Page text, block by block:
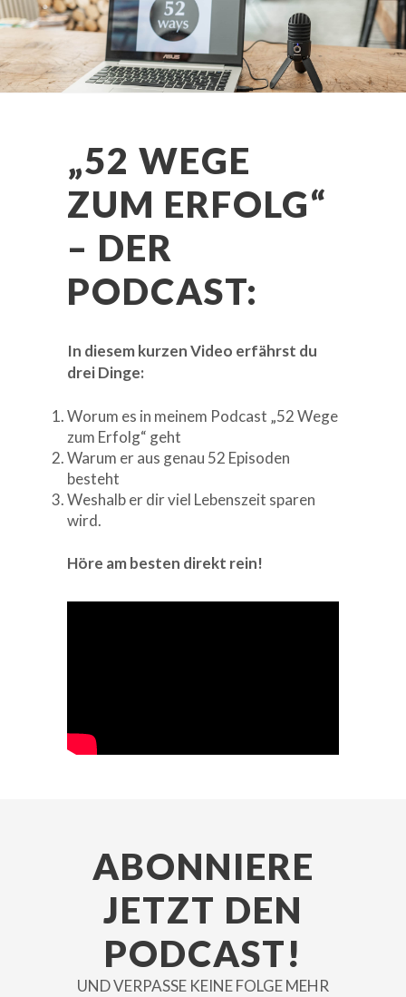
„52 WEGE
ZUM ERFOLG“
– DER
PODCAST:
In diesem kurzen Video erfährst du
drei Dinge:
Worum es in meinem Podcast „52 Wege
zum Erfolg“ geht
Warum er aus genau 52 Episoden
besteht
Weshalb er dir viel Lebenszeit sparen
wird.
Höre am besten direkt rein!
ABONNIERE
JETZT DEN
PODCAST!
UND VERPASSE KEINE FOLGE MEHR